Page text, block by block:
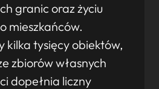
granic oraz życiu
mieszkańców.
kilka tysięcy obiektów,
zbiorów własnych
dopełnia liczny